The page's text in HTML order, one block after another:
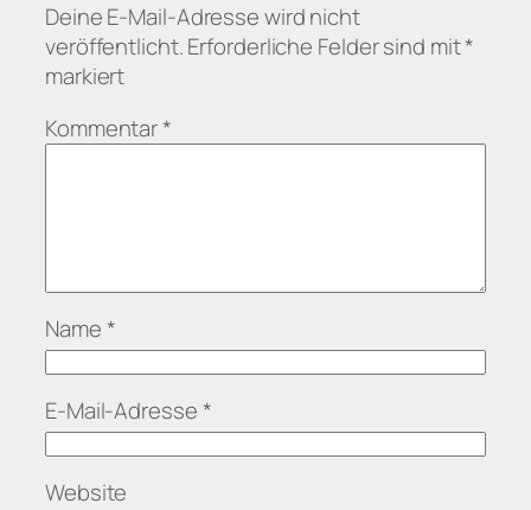
Deine E-Mail-Adresse wird nicht
veröffentlicht.Erforderliche Felder sind mit*
markiert
Kommentar*
Name *
E-Mail-Adresse *
Website